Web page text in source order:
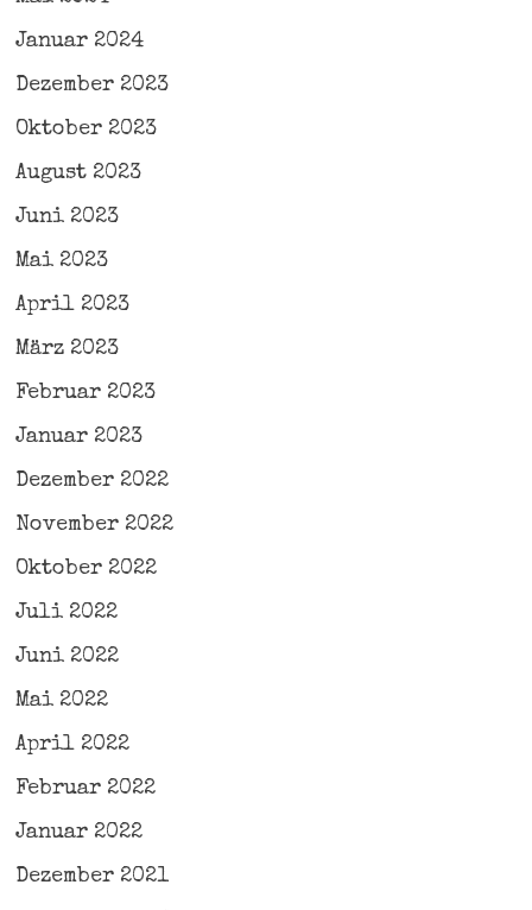
Januar 2024
Dezember 2023
Oktober 2023
August 2023
Juni 2023
Mai 2023
April 2023
März 2023
Februar 2023
Januar 2023
Dezember 2022
November 2022
Oktober 2022
Juli 2022
Juni 2022
Mai 2022
April 2022
Februar 2022
Januar 2022
Dezember 2021